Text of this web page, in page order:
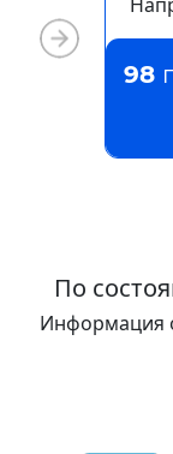
98
По
Информация